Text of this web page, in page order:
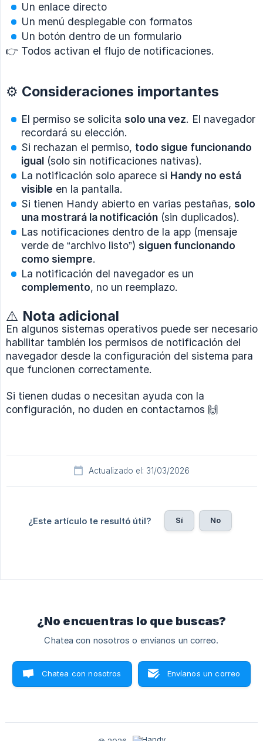
Un enlace directo
Un menú desplegable con formatos
Un botón dentro de un formulario
👉 Todos activan el flujo de notificaciones.
⚙️ Consideraciones importantes
El permiso se solicita solo una vez. El navegador
recordará su elección.
Si rechazan el permiso, todo sigue funcionando
igual (solo sin notificaciones nativas).
La notificación solo aparece si Handy no está
visible en la pantalla.
Si tienen Handy abierto en varias pestañas, solo
una mostrará la notificación (sin duplicados).
Las notificaciones dentro de la app (mensaje
verde de “archivo listo”) siguen funcionando
como siempre.
La notificación del navegador es un
complemento, no un reemplazo.
⚠️ Nota adicional
En algunos sistemas operativos puede ser necesario
habilitar también los permisos de notificación del
navegador desde la configuración del sistema para
que funcionen correctamente.
Si tienen dudas o necesitan ayuda con la
configuración, no duden en contactarnos 🙌
Actualizado el: 31/03/2026
¿Este artículo te resultó útil? Sí No
¿No encuentras lo que buscas?
Chatea con nosotros o envíanos un correo.
Chatea con nosotros Envíanos un correo